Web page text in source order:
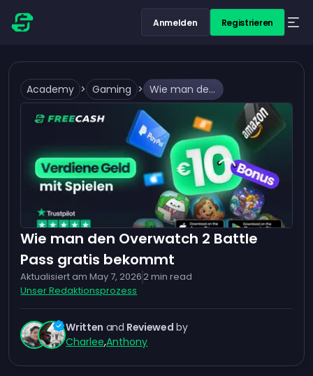
Anmelden Registrieren
Academy > Gaming > Wie man den Overwatch 2 Battle Pass gratis bekommt
Wie man den Overwatch 2 Battle
Pass gratis bekommt
Aktualisiert am May 7, 20262min read
Unser Redaktionsprozess
Written and Reviewed by
Charlee,Anthony